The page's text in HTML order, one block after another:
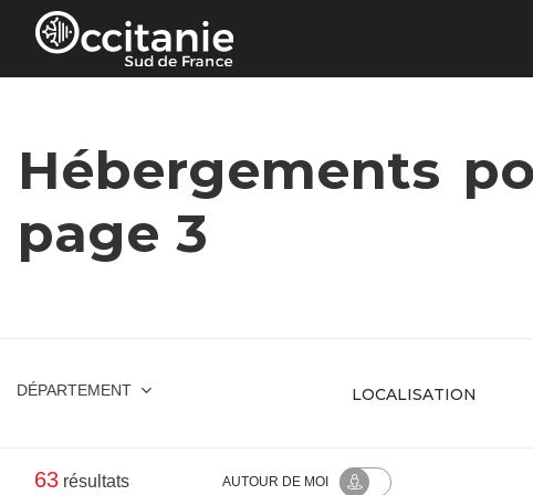
Panneau de gestion des cookies
Hébergements
page 3
DÉPARTEMENT
63 résultats AUTOUR DE MOI